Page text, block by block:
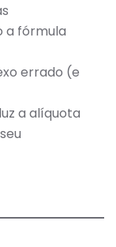
a fórmula
errado (e
a alíquota